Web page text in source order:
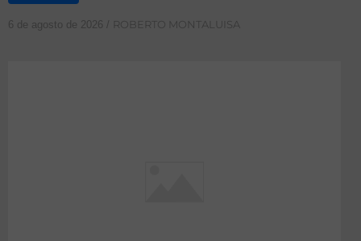
6 de agosto de 2026 / ROBERTO MONTALUISA